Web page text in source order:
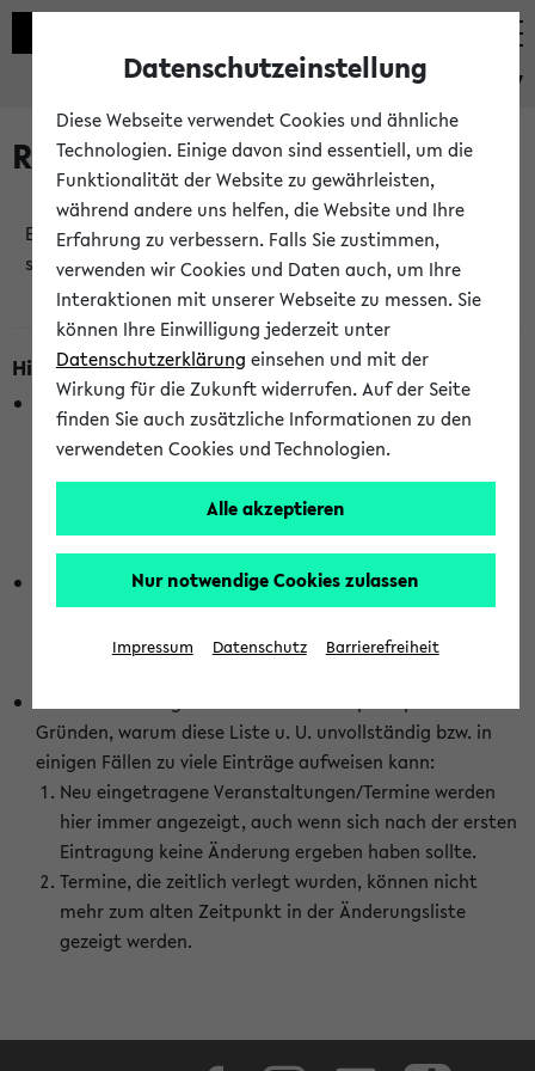
eKVV
Raumänderungen
Es wurden keine Raumänderungen an jetzt
stattfindenden Veranstaltungen gefunden!
Hinweise zur Liste der Raumänderungen
In dieser Liste werden nur Veranstaltungstermine
berücksichtigt, die gerade oder innerhalb der nächsten 2
Stunden stattfinden. Berücksichtigt werden nur Termine,
wurden. Die Anzeige ist semesterübergreifend und nicht
abhängig vom im eKVV gewählten Semester.
Die hier gezeigte Liste von Raumänderungen kann nur
vollständig sein, wenn den Fakultäten von den Lehrenden
die Änderungen zeitnah mitgeteilt und diese Änderungen
Gründen, warum diese Liste u. U. unvollständig bzw. in
einigen Fällen zu viele Einträge aufweisen kann:
Neu eingetragene Veranstaltungen/Termine werden
hier immer angezeigt, auch wenn sich nach der ersten
Eintragung keine Änderung ergeben haben sollte.
Termine, die zeitlich verlegt wurden, können nicht
mehr zum alten Zeitpunkt in der Änderungsliste
gezeigt werden.
Datenschutzeinstellung
Diese Webseite verwendet Cookies und ähnliche
Technologien. Einige davon sind essentiell, um die
Funktionalität der Website zu gewährleisten,
während andere uns helfen, die Website und Ihre
Erfahrung zu verbessern. Falls Sie zustimmen,
verwenden wir Cookies und Daten auch, um Ihre
Interaktionen mit unserer Webseite zu messen. Sie
können Ihre Einwilligung jederzeit unter
Datenschutzerklärung einsehen und mit der
Wirkung für die Zukunft widerrufen. Auf der Seite
finden Sie auch zusätzliche Informationen zu den
verwendeten Cookies und Technologien.
Alle akzeptieren
Nur notwendige Cookies zulassen
Impressum Datenschutz Barrierefreiheit